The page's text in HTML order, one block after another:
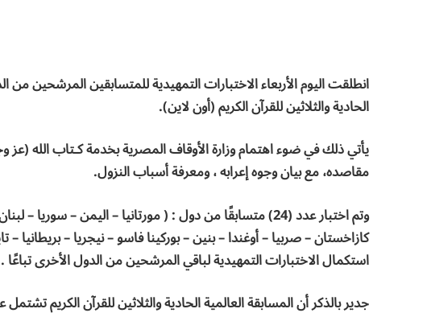
انطلقت اليوم الأربعاء الاختبارات التمهيدية للمتسابقين المرشحين من
الحادية والثلاثين للقرآن الكريم (أون لاين).
يأتي ذلك في ضوء اهتمام وزارة الأوقاف المصرية بخدمة كـتاب الله (عز
مقاصده، مع بيان وجوه إعرابه ، ومعرفة أسباب النزول.
وتم اختبار عدد (24) متسابقًا من دول : ( مورتانيا – اليمن –
كازاخستان – صربيا – أوغندا – بنين – بوركينا فاسو – نيجريا – بريطانيا –
استكمال الاختبارات التمهيدية لباقي المرشحين من الدول الأخرى تباعًا .
جدير بالذكر أن المسابقة العالمية الحادية والثلاثين للقرآن الكريم تشتمل